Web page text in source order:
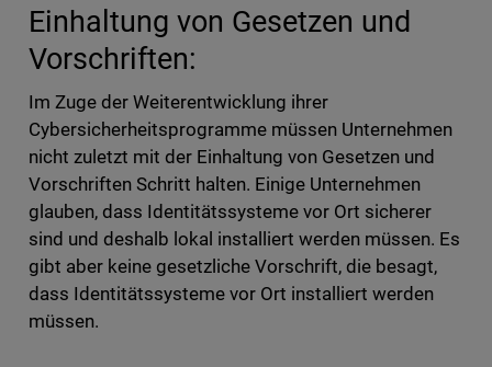
Einhaltung von Gesetzen und
Vorschriften:
Im Zuge der Weiterentwicklung ihrer
Cybersicherheitsprogramme müssen Unternehmen
nicht zuletzt mit der Einhaltung von Gesetzen und
Vorschriften Schritt halten. Einige Unternehmen
glauben, dass Identitätssysteme vor Ort sicherer
sind und deshalb lokal installiert werden müssen. Es
gibt aber keine gesetzliche Vorschrift, die besagt,
dass Identitätssysteme vor Ort installiert werden
müssen.